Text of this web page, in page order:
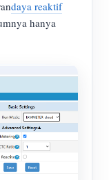
daya reaktif
hanya